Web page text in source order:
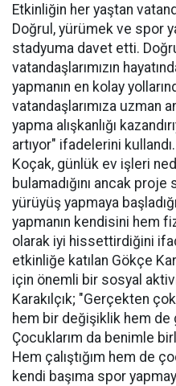
Etkinliğin her yaştan
Doğrul, yürümek ve spor
stadyuma davet etti.
vatandaşlarımızın
yapmanın en kolay
vatandaşlarımıza uzman
yapma alışkanlığı
artıyor" ifadelerini
Koçak, günlük ev işleri
bulamadığını ancak
yürüyüş yapmaya
yapmanın kendisini hem
olarak iyi hissettirdiğini
etkinliğe katılan Gökçe
için önemli bir sosyal
Karakılçık; "Gerçekten
hem bir değişiklik hem
Çocuklarım da benimle
Hem çalıştığım hem de
kendi başıma spor